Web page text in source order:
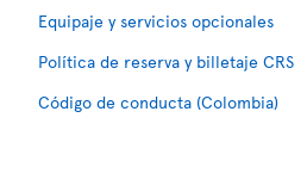
Equipaje y servicios opcionales
Política de reserva y billetaje CRS
Código de conducta (Colombia)